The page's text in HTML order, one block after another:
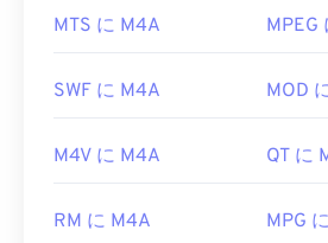
3GPは、3GPP
Timed Textによ
ラクティブメニューには対応し
ルと互換性があります。例えば
してください
Windows Media Player
など、ほ
ーディオ再生プログラムで開く
くデフォルトのプログラムです
グラムです。また、ファイルを
MTS に M4A MPEG
SWF に M4A MOD
M4V に M4A QT に
RM に M4A MPG